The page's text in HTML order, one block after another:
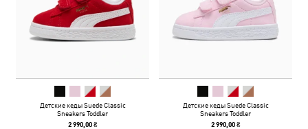
Детские кеды Suede Classic
Sneakers Toddler
2 990,00 ₴
Детские кеды Suede Classic
Sneakers Toddler
2 990,00 ₴